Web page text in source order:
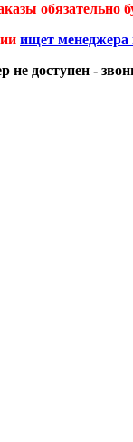
обязательно
ищет
не доступен -